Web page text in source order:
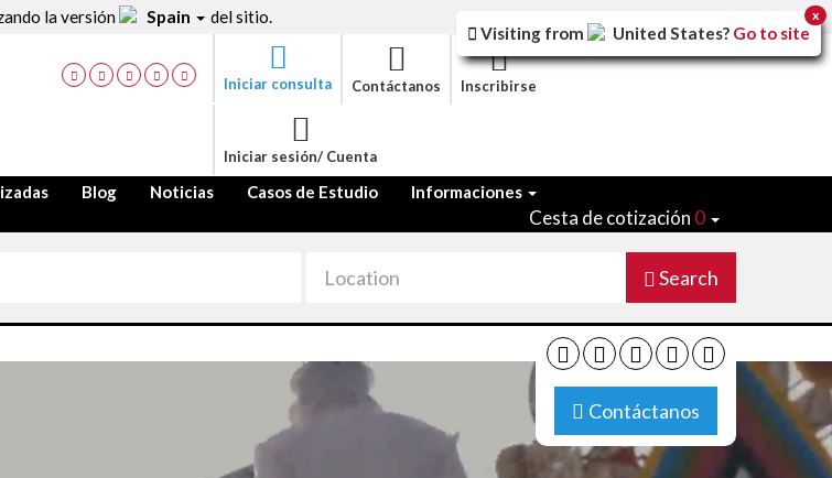
la versión Spain del sitio.
Iniciar consulta Contáctanos Inscribirse
Iniciar sesión/ Cuenta
Blog Noticias Casos de Estudio Informaciones
Cesta de cotización 0
Search
Contáctanos
Visiting from United States? Go to site
x